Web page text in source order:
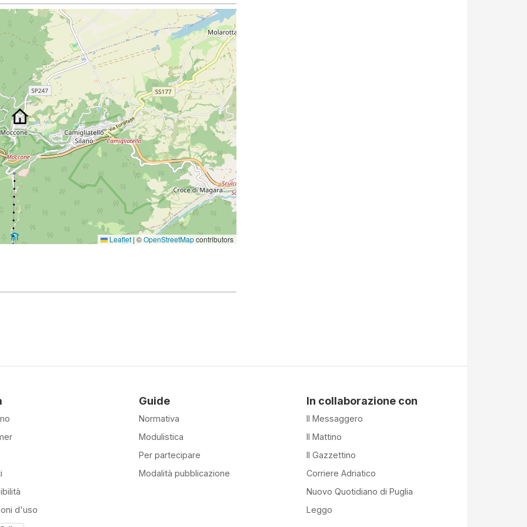
Leaflet | ©OpenStreetMapcontributors
d'uso
Guide
Normativa
Modulistica
Per partecipare
Modalità pubblicazione
In collaborazione con
Il Messaggero
Il Mattino
Il Gazzettino
Corriere Adriatico
Nuovo Quotidiano di Puglia
Leggo